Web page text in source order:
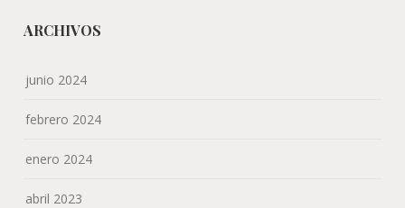
ARCHIVOS
junio 2024
febrero 2024
enero 2024
abril 2023